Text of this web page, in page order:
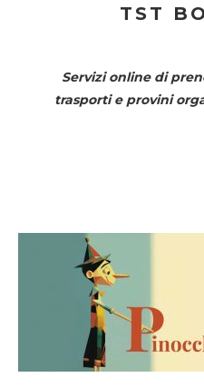
TST
Servizi online di
trasporti e provini